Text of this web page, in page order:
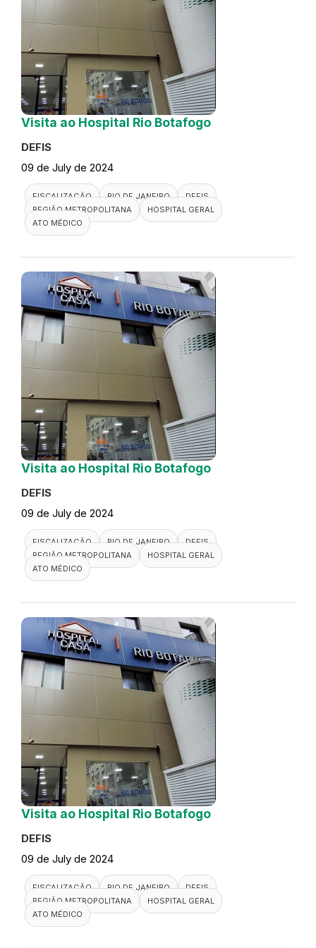
Visita ao Hospital Rio Botafogo
DEFIS
09 de July de 2024
FISCALIZAÇÃO RIO DE JANEIRO
DEFIS
REGIÃO METROPOLITANA
HOSPITAL GERAL
ATO MÉDICO
Visita ao Hospital Rio Botafogo
DEFIS
09 de July de 2024
FISCALIZAÇÃO RIO DE JANEIRO
DEFIS
REGIÃO METROPOLITANA
HOSPITAL GERAL
ATO MÉDICO
Visita ao Hospital Rio Botafogo
DEFIS
09 de July de 2024
FISCALIZAÇÃO RIO DE JANEIRO
DEFIS
REGIÃO METROPOLITANA
HOSPITAL GERAL
ATO MÉDICO